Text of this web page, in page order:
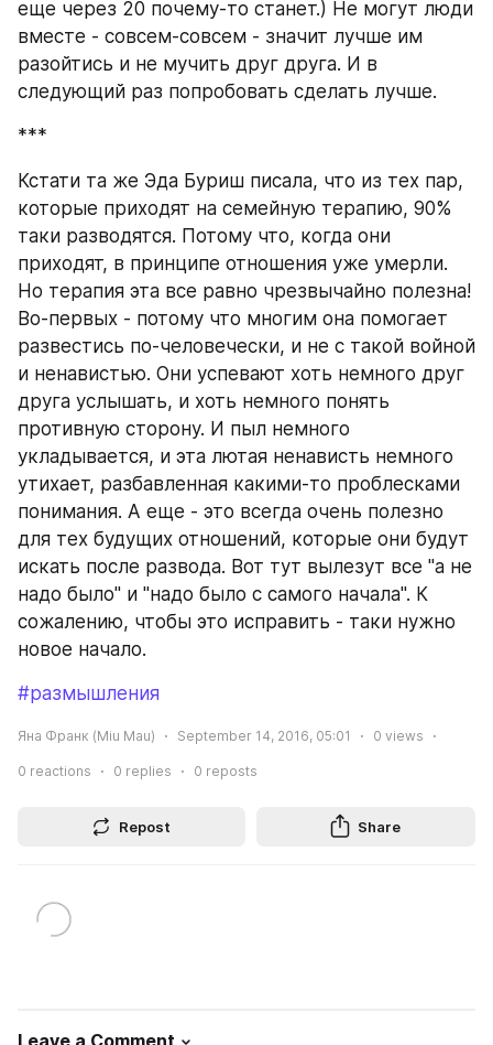
еще через 20 почему-то станет.) Не могут люди
вместе - совсем-совсем - значит лучше им
разойтись и не мучить друг друга. И в
следующий раз попробовать сделать лучше.
***
Кстати та же Эда Буриш писала, что из тех пар,
которые приходят на семейную терапию, 90%
таки разводятся. Потому что, когда они
приходят, в принципе отношения уже умерли.
Но терапия эта все равно чрезвычайно полезна!
Во-первых - потому что многим она помогает
развестись по-человечески, и не с такой войной
и ненавистью. Они успевают хоть немного друг
друга услышать, и хоть немного понять
противную сторону. И пыл немного
укладывается, и эта лютая ненависть немного
утихает, разбавленная какими-то проблесками
понимания. А еще - это всегда очень полезно
для тех будущих отношений, которые они будут
искать после развода. Вот тут вылезут все "а не
надо было" и "надо было с самого начала". К
сожалению, чтобы это исправить - таки нужно
новое начало.
#размышления
Яна Франк (Miu Mau) September 14, 2016, 05:01 0 views
0 reactions 0 replies 0 reposts
Repost Share
Leave a Comment